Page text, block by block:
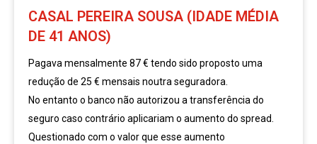
CASAL PEREIRA SOUSA (IDADE MÉDIA
DE 41 ANOS)
Pagava mensalmente 87 € tendo sido proposto uma
redução de 25 € mensais noutra seguradora.
No entanto o banco não autorizou a transferência do
seguro caso contrário aplicariam o aumento do spread.
Questionado com o valor que esse aumento